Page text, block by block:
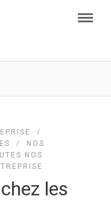
/
/
NOS
NOS
les